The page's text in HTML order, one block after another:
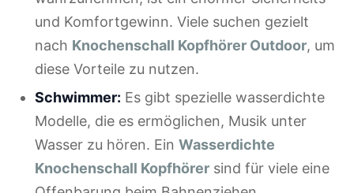
und Komfortgewinn. Viele suchen gezielt
nach Knochenschall Kopfhörer Outdoor, um
diese Vorteile zu nutzen.
Schwimmer: Es gibt spezielle wasserdichte
Modelle, die es ermöglichen, Musik unter
Wasser zu hören. Ein Wasserdichte
Knochenschall Kopfhörer sind für viele eine